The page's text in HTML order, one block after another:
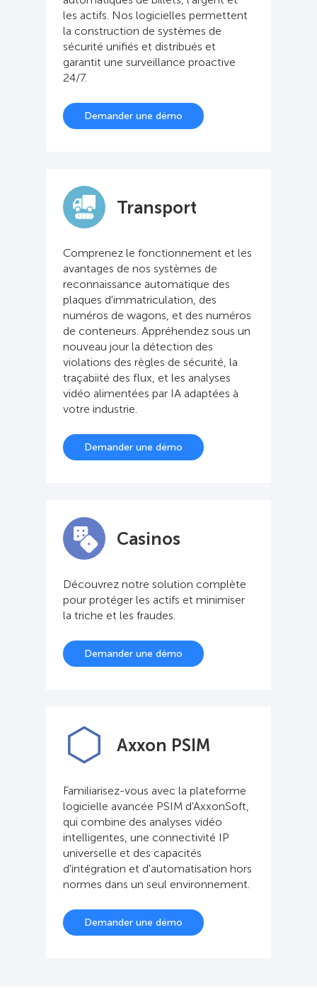
les actifs. Nos logicielles permettent
la construction de systèmes de
sécurité unifiés et distribués et
garantit une surveillance proactive
24/7.
Demander une démo
Transport
Comprenez le fonctionnement et les
avantages de nos systèmes de
reconnaissance automatique des
plaques d'immatriculation, des
numéros de wagons, et des numéros
de conteneurs. Appréhendez sous un
nouveau jour la détection des
violations des règles de sécurité, la
traçabiité des flux, et les analyses
vidéo alimentées par IA adaptées à
votre industrie.
Demander une démo
Casinos
Découvrez notre solution complète
pour protéger les actifs et minimiser
la triche et les fraudes.
Demander une démo
Axxon PSIM
Familiarisez-vous avec la plateforme
logicielle avancée PSIM d'AxxonSoft,
qui combine des analyses vidéo
intelligentes, une connectivité IP
universelle et des capacités
d'intégration et d'automatisation hors
normes dans un seul environnement.
Demander une démo